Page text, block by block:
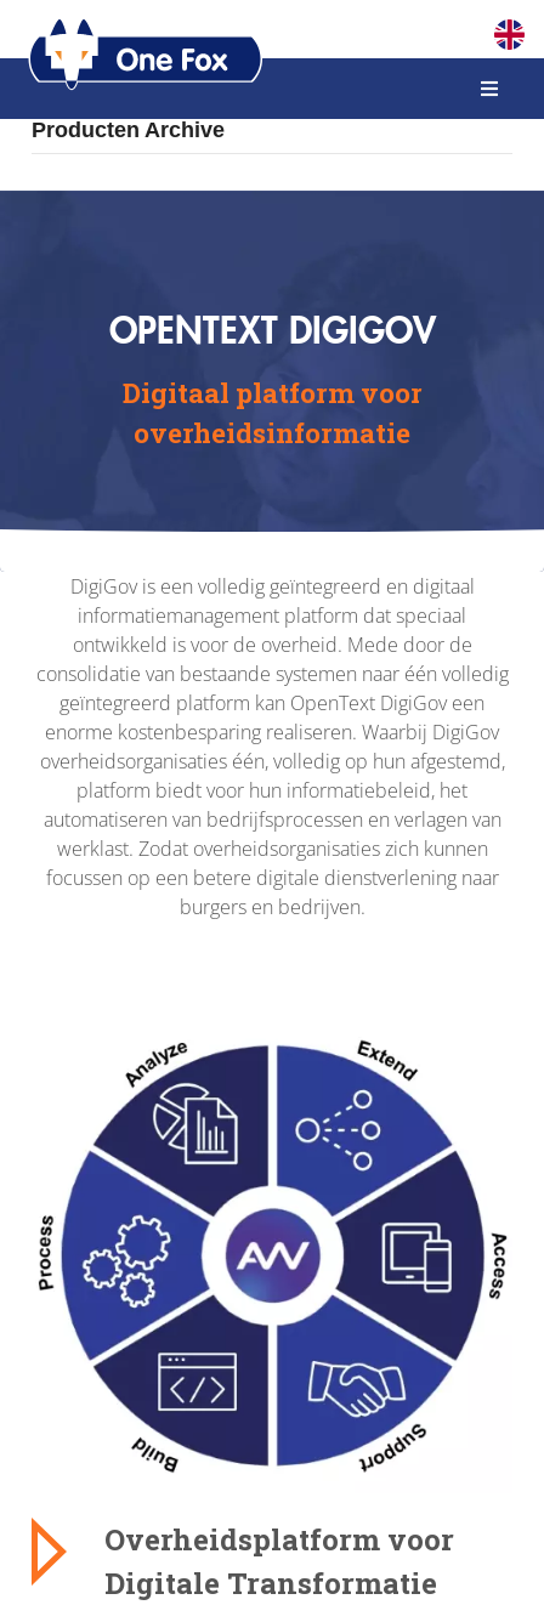
Producten Archive
OPENTEXT DIGIGOV
Digitaal platform voor
overheidsinformatie
DigiGov is een volledig geïntegreerd en digitaal
informatiemanagement platform dat speciaal
ontwikkeld is voor de overheid. Mede door de
consolidatie van bestaande systemen naar één volledig
geïntegreerd platform kan OpenText DigiGov een
enorme kostenbesparing realiseren. Waarbij DigiGov
overheidsorganisaties één, volledig op hun afgestemd,
platform biedt voor hun informatiebeleid, het
automatiseren van bedrijfsprocessen en verlagen van
werklast. Zodat overheidsorganisaties zich kunnen
focussen op een betere digitale dienstverlening naar
burgers en bedrijven.
Overheidsplatform voor
Digitale Transformatie